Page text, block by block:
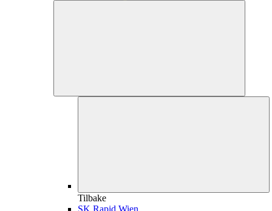
Tilbake
SK Rapid Wien